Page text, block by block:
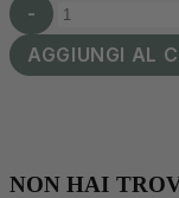
-
AGGIUNGI AL
NON HAI